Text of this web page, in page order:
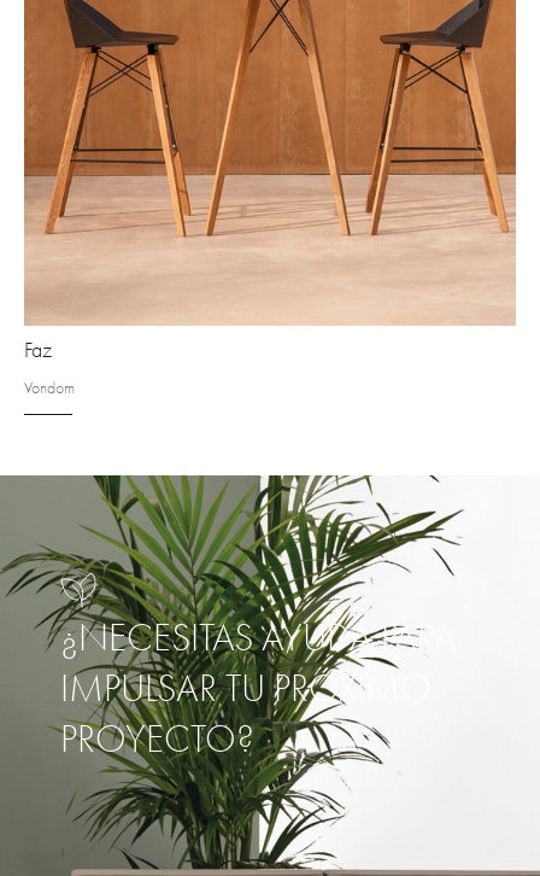
Faz
Vondom
¿NECESITAS AYUDA PARA
IMPULSAR TU PRÓXIMO
PROYECTO?